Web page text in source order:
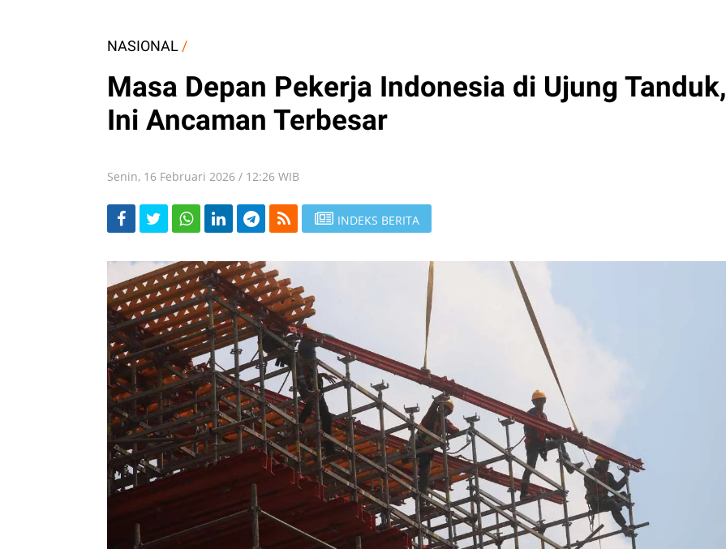
NASIONAL /
Masa Depan Pekerja Indonesia di Ujung Tanduk,
Ini Ancaman Terbesar
Senin, 16 Februari 2026 / 12:26 WIB
INDEKS BERITA